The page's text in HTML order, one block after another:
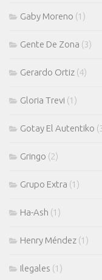
Gaby Moreno (1)
Gente De Zona (3)
Gerardo Ortiz (4)
Gloria Trevi (1)
Gotay El Autentiko
Gringo (2)
Grupo Extra (1)
Ha-Ash (1)
Henry Méndez (1)
Ilegales (1)